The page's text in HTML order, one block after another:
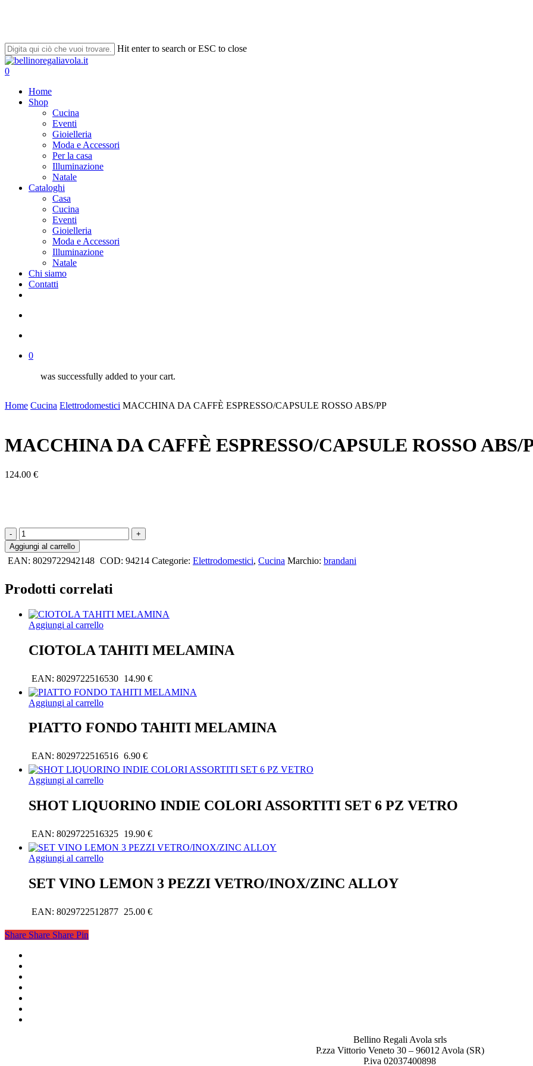
content
Hit enter to search or ESC to close
Close
Search
search
account
0
Home
Shop
Cucina
Eventi
Gioielleria
Moda e Accessori
Per la casa
Illuminazione
Natale
Cataloghi
Casa
Cucina
Eventi
Gioielleria
Moda e Accessori
Illuminazione
Natale
Chi siamo
Contatti
0
was successfully added to your cart.
Home Cucina Elettrodomestici MACCHINA DA CAFFÈ ESPRESSO/CAPSULE ROSSO ABS/PP
MACCHINA DA CAFFÈ ESPRESSO/CAPSULE ROSSO ABS/
124.00 €
MACCHINA
DA
CAFFÈ
ESPRESSO/CAPSULE
ABS/PP
quantità
Aggiungi al carrello
EAN: 8029722942148 COD: 94214 Categorie: Elettrodomestici, Cucina Marchio: brandani
Prodotti correlati
Aggiungi al carrello
CIOTOLA TAHITI MELAMINA
EAN: 8029722516530 14.90 €
Aggiungi al carrello
PIATTO FONDO TAHITI MELAMINA
EAN: 8029722516516 6.90 €
Aggiungi al carrello
SHOT LIQUORINO INDIE COLORI ASSORTITI SET 6 PZ VETRO
EAN: 8029722516325 19.90 €
Aggiungi al carrello
SET VINO LEMON 3 PEZZI VETRO/INOX/ZINC ALLOY
EAN: 8029722512877 25.00 €
Share Share Share Pin
Bellino Regali Avola srls
P.zza Vittorio Veneto 30 – 96012 Avola (SR)
P.iva 02037400898